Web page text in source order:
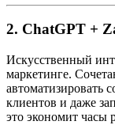
2. ChatGPT +
Искусственный
маркетинге.
автоматизировать
клиентов и даже
это экономит часы